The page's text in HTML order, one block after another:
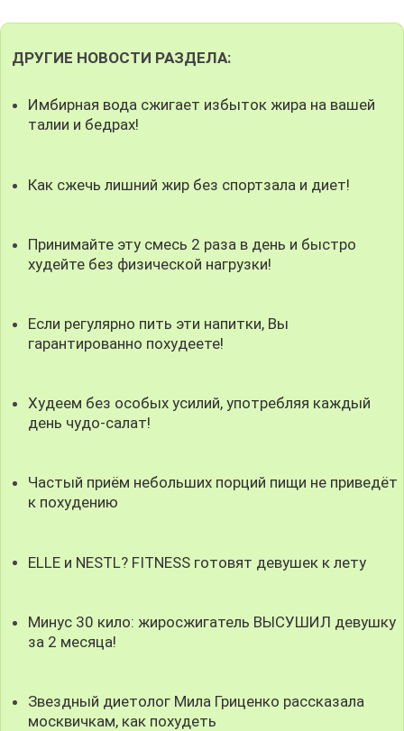
ДРУГИЕ НОВОСТИ РАЗДЕЛА:
Имбирная вода сжигает избыток жира на вашей
талии и бедрах!
Как сжечь лишний жир без спортзала и диет!
Принимайте эту смесь 2 раза в день и быстро
худейте без физической нагрузки!
Если регулярно пить эти напитки, Вы
гарантированно похудеете!
Худеем без особых усилий, употребляя каждый
день чудо-салат!
Частый приём небольших порций пищи не приведёт
к похудению
ELLE и NESTL? FITNESS готовят девушек к лету
Минус 30 кило: жиросжигатель ВЫСУШИЛ девушку
за 2 месяца!
Звездный диетолог Мила Гриценко рассказала
москвичкам, как похудеть